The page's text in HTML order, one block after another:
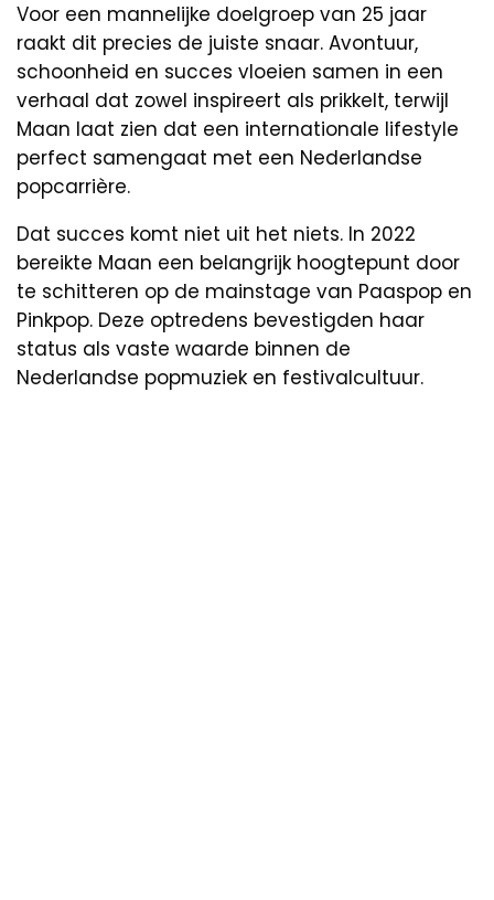
Voor een mannelijke doelgroep van 25 jaar
raakt dit precies de juiste snaar. Avontuur,
schoonheid en succes vloeien samen in een
verhaal dat zowel inspireert als prikkelt, terwijl
Maan laat zien dat een internationale lifestyle
perfect samengaat met een Nederlandse
popcarrière.
Dat succes komt niet uit het niets. In 2022
bereikte Maan een belangrijk hoogtepunt door
te schitteren op de mainstage van Paaspop en
Pinkpop. Deze optredens bevestigden haar
status als vaste waarde binnen de
Nederlandse popmuziek en festivalcultuur.